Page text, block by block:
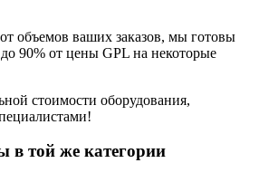
объемов ваших заказов, мы готовы
90% от цены GPL на некоторые
стоимости оборудования,
в той же категории